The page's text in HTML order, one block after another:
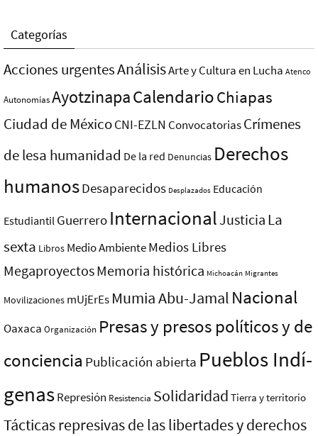
Categorías
Acciones urgentesAnálisisArte y Cultura en Lucha Atenco
AutonomíasAyotzinapaCalendarioChiapas
Ciudad de MéxicoCNI-EZLN ConvocatoriasCrímenes
de lesa humanidad De la red Denuncias Derechos
humanosDesaparecidos Desplazados Educación
Estudiantil Guerrero InternacionalJusticia La
sexta Libros Medio AmbienteMedios Libres
MegaproyectosMemoria histórica Michoacán Migrantes
Movilizaciones mUjErEs Mumia Abu-Jamal Nacional
Oaxaca Organización Presas y presos polí­ticos y de
conciencia Publicación abierta Pueblos Indí­
genasRepresión Resistencia Solidaridad Tierra y territorio
Tácticas represivas de las libertades y derechos